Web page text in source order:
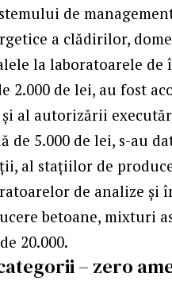
de
a clădirilor,
la laboratoarele
2.000 de lei, au fost
al autorizării
de 5.000 de lei, s-au
al stațiilor de
de analize și
betoane, mixturi
20.000.
– zero